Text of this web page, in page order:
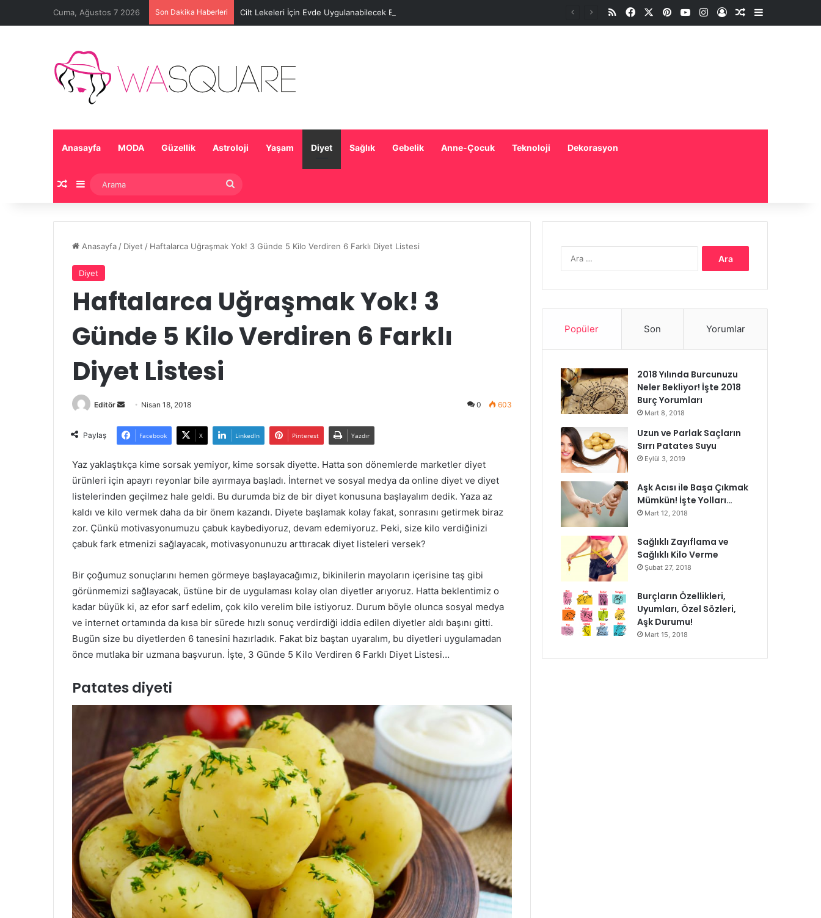
Cuma, Ağustos 7 2026 Son Dakika Haberleri Cilt Lekeleri İçin Evde Uygulanabilecek Basit Maskeler RSSFacebookPinterestYouTubeInstagramOturum aç
Rastgele Makale
Kenar
Anasayfa MODA Güzellik Astroloji Yaşam Diyet Sağlık Gebelik Anne-Çocuk Teknoloji Dekorasyon
Rastgele Makale
Kenar Bölmesi
Anasayfa / Diyet / Haftalarca Uğraşmak Yok! 3 Günde 5 Kilo Verdiren 6 Farklı Diyet Listesi
Diyet
Haftalarca Uğraşmak Yok! 3
Günde 5 Kilo Verdiren 6 Farklı
Diyet Listesi
Editör
Bir
posta
Nisan 18, 2018 0 603
Paylaş Facebook X LinkedIn Pinterest Yazdır
Yaz yaklaştıkça kime sorsak yemiyor, kime sorsak diyette. Hatta son dönemlerde marketler diyet
ürünleri için apayrı reyonlar bile ayırmaya başladı. İnternet ve sosyal medya da online diyet ve diyet
listelerinden geçilmez hale geldi. Bu durumda biz de bir diyet konusuna başlayalım dedik. Yaza az
kaldı ve kilo vermek daha da bir önem kazandı. Diyete başlamak kolay fakat, sonrasını getirmek biraz
zor. Çünkü motivasyonumuzu çabuk kaybediyoruz, devam edemiyoruz. Peki, size kilo verdiğinizi
çabuk fark etmenizi sağlayacak, motivasyonunuzu arttıracak diyet listeleri versek?
Bir çoğumuz sonuçlarını hemen görmeye başlayacağımız, bikinilerin mayoların içerisine taş gibi
görünmemizi sağlayacak, üstüne bir de uygulaması kolay olan diyetler arıyoruz. Hatta beklentimiz o
kadar büyük ki, az efor sarf edelim, çok kilo verelim bile istiyoruz. Durum böyle olunca sosyal medya
ve internet ortamında da kısa bir sürede hızlı sonuç verdirdiği iddia edilen diyetler aldı başını gitti.
Bugün size bu diyetlerden 6 tanesini hazırladık. Fakat biz baştan uyaralım, bu diyetleri uygulamadan
önce mutlaka bir uzmana başvurun. İşte, 3 Günde 5 Kilo Verdiren 6 Farklı Diyet Listesi…
Patates diyeti
Popüler Son Yorumlar
2018 Yılında Burcunuzu
Neler Bekliyor! İşte 2018
Burç Yorumları
Mart 8, 2018
Uzun ve Parlak Saçların
Sırrı Patates Suyu
Eylül 3, 2019
Aşk Acısı ile Başa Çıkmak
Mümkün! İşte Yolları…
Mart 12, 2018
Sağlıklı Zayıflama ve
Sağlıklı Kilo Verme
Şubat 27, 2018
Burçların Özellikleri,
Uyumları, Özel Sözleri,
Aşk Durumu!
Mart 15, 2018